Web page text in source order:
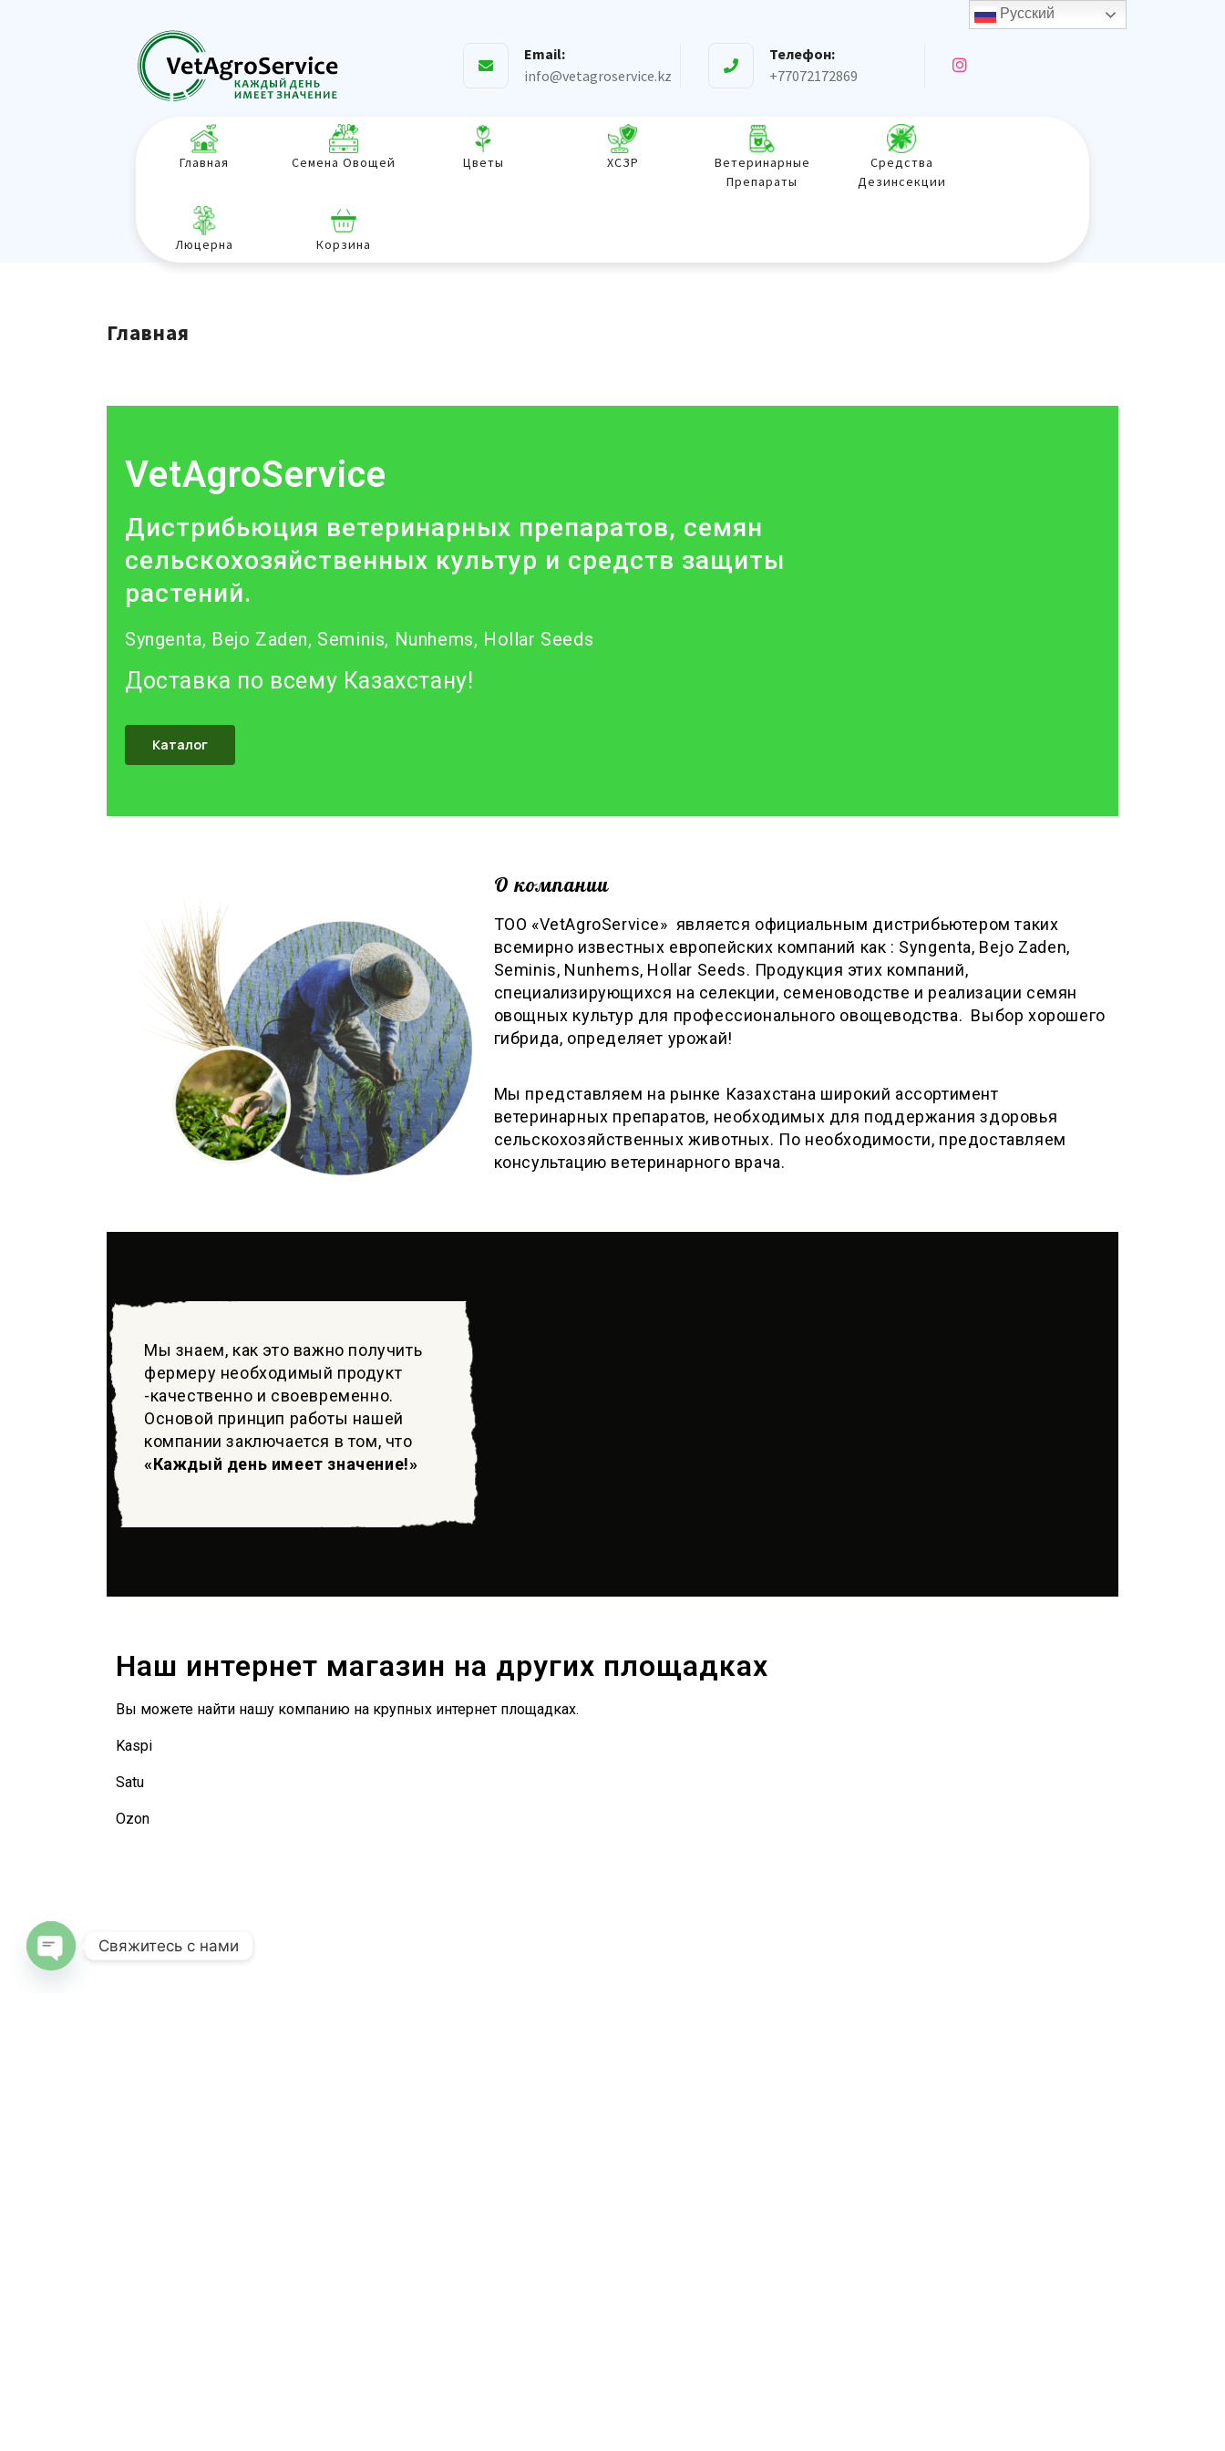
Email:
info@vetagroservice.kz
Телефон:
+77072172869
Главная Семена Овощей Цветы ХСЗР
Ветеринарные
Препараты
Средства
Дезинсекции
Люцерна Корзина
Главная
VetAgroService
Дистрибьюция ветеринарных препаратов, семян
сельскохозяйственных культур и средств защиты
растений.
Syngenta, Bejo Zaden, Seminis, Nunhems, Hollar Seeds
Доставка по всему Казахстану!
Каталог
О компании
ТОО «VetAgroService» является официальным дистрибьютером таких
всемирно известных европейских компаний как : Syngenta, Bejo Zaden,
Seminis, Nunhems, Hollar Seeds. Продукция этих компаний,
специализирующихся на селекции, семеноводстве и реализации семян
овощных культур для профессионального овощеводства. Выбор хорошего
гибрида, определяет урожай!
Мы представляем на рынке Казахстана широкий ассортимент
ветеринарных препаратов, необходимых для поддержания здоровья
сельскохозяйственных животных. По необходимости, предоставляем
консультацию ветеринарного врача.
Мы знаем, как это важно получить
фермеру необходимый продукт
-качественно и своевременно.
Основой принцип работы нашей
компании заключается в том, что
«Каждый день имеет значение!»
Наш интернет магазин на других площадках
Вы можете найти нашу компанию на крупных интернет площадках.
Kaspi
Satu
Ozon
Русский
Свяжитесь с нами
Open